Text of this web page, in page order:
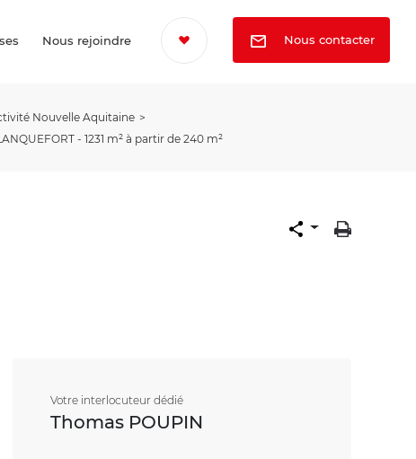
Nous rejoindre Nous contacter
Nouvelle Aquitaine
- 1231 m² à partir de 240 m²
Votre interlocuteur dédié
Thomas POUPIN